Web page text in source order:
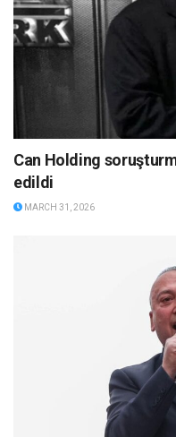
Can Holding
edildi
MARCH 31, 2026